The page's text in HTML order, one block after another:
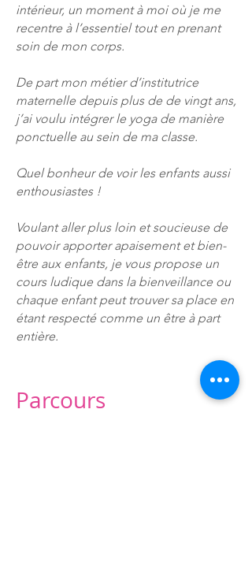
intérieur, un moment à moi où je me
recentre à l’essentiel tout en prenant
soin de mon corps.
De part mon métier d’institutrice
maternelle depuis plus de de vingt ans,
j’ai voulu intégrer le yoga de manière
ponctuelle au sein de ma classe.
Quel bonheur de voir les enfants aussi
enthousiastes !
Voulant aller plus loin et soucieuse de
pouvoir apporter apaisement et bien-
être aux enfants, je vous propose un
cours ludique dans la bienveillance ou
chaque enfant peut trouver sa place en
étant respecté comme un être à part
entière.
Parcours